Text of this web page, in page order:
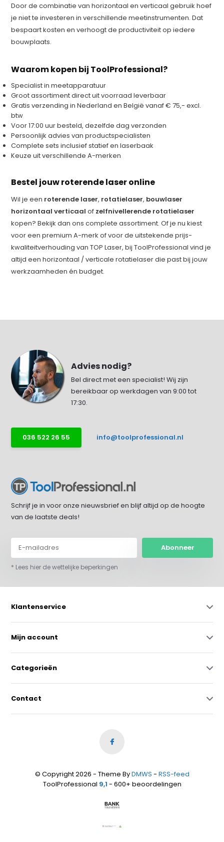
Door de combinatie van horizontaal en verticaal gebruik hoef
je niet te investeren in verschillende meetinstrumenten. Dat
bespaart kosten en verhoogt de productiviteit op iedere
bouwplaats.
Waarom kopen bij ToolProfessional?
Specialist in meetapparatuur
Groot assortiment direct uit voorraad leverbaar
Gratis verzending in Nederland en België vanaf € 75,- excl.
btw
Voor 17:00 uur besteld, dezelfde dag verzonden
Persoonlijk advies van productspecialisten
Complete sets inclusief statief en laserbaak
Keuze uit verschillende A-merken
Bestel jouw roterende laser online
Wil je een roterende laser, rotatielaser, bouwlaser
horizontaal verticaal of zelfnivellerende rotatielaser
kopen? Bekijk dan ons complete assortiment. Of je nu kiest
voor een premium A-merk of voor de uitstekende prijs-
kwaliteitverhouding van TOP Laser, bij ToolProfessional vind je
altijd een horizontaal / verticale rotatielaser die past bij jouw
werkzaamheden én budget.
Advies nodig?
Bel direct met een specialist! Wij zijn
bereikbaar op werkdagen van 9:00 tot
17:30.
036 522 26 55 info@toolprofessional.nl
Schrijf je in voor onze nieuwsbrief en blijf altijd op de hoogte
van de laatste deals!
Abonneer
* Lees hier de wettelijke beperkingen
Klantenservice
Mijn account
Categorieën
Contact
© Copyright 2026 - Theme ByDMWS - RSS-feed
ToolProfessional 9,1 - 600+ beoordelingen